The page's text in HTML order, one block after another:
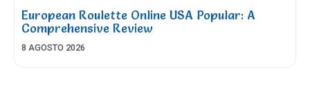
European Roulette Online USA Popular: A
Comprehensive Review
8 AGOSTO 2026